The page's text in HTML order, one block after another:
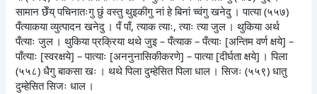
सामान छेँय् पचिनातःगु छुं वस्तु थुइकीगु नां हे बिनां च्वंगु खनेदु । पात्या (५५७)
पँत्याकया व्युत्पादन खनेदु । पँ पाँ, त्याक त्याः, त्याः त्या जुल । थुकिया अर्थ
पँत्याः जुल । थुकिया प्रक्रिया थथे जुइ – पँत्याक – पँत्याः [अन्तिम वर्ण क्षये] –
पाँत्याः [स्वरक्षये] – पात्याः [अननुनासिकीकरणे] – पात्या [दीर्घता क्षये] । पिला
(५५८) धैगु बाकसा खः । थथे पिला दुम्हेसित पिला धाल । सिजः (५५९) धातु
दुम्हेसित सिजः धाल ।